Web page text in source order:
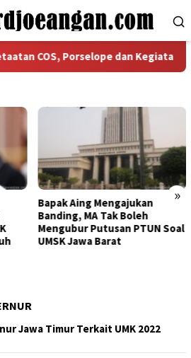
COS, Porselope dan Kegiatan Sosial
»
Sengketa UMSK Jabar 2026
Tak Berkesudahan, Dedi
Mulyadi Terancam
Pemberhentian Sementara
Jawa Timur Terkait UMK 2022